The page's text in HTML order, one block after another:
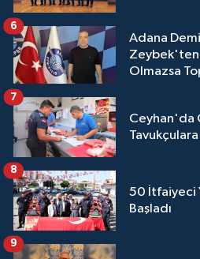
Adana
Zeybek'ten
Olmazsa
6
Ceyhan'da
Tavukçulara
7
50 İtfaiyeci
Başladı
8
9